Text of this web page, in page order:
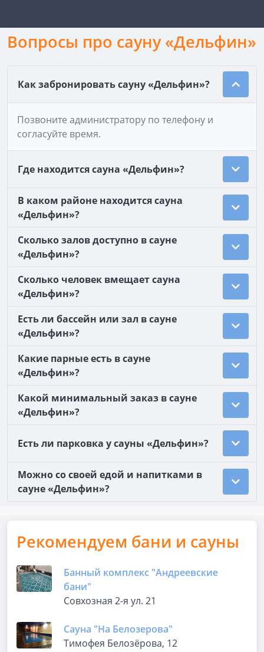
Вопросы про сауну «Дельфин»
Как забронировать сауну «Дельфин»?
Позвоните администратору по телефону и
согласуйте время.
Где находится сауна «Дельфин»?
В каком районе находится сауна
«Дельфин»?
Сколько залов доступно в сауне
«Дельфин»?
Сколько человек вмещает сауна
«Дельфин»?
Есть ли бассейн или зал в сауне
«Дельфин»?
Какие парные есть в сауне
«Дельфин»?
Какой минимальный заказ в сауне
«Дельфин»?
Есть ли парковка у сауны «Дельфин»?
Можно со своей едой и напитками в
сауне «Дельфин»?
Рекомендуем бани и сауны
Банный комплекс "Андреевские
бани"
Совхозная 2-я ул. 21
Сауна "На Белозерова"
Тимофея Белозёрова, 12